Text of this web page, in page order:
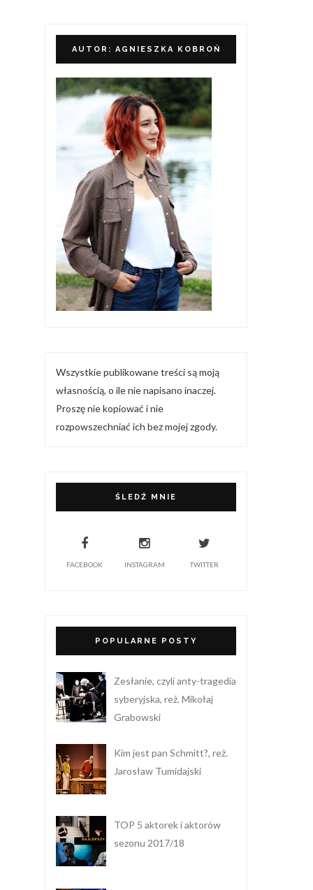
AUTOR: AGNIESZKA KOBROŃ
Wszystkie publikowane treści są moją
własnością, o ile nie napisano inaczej.
Proszę nie kopiować i nie
rozpowszechniać ich bez mojej zgody.
ŚLEDŹ MNIE
FACEBOOK INSTAGRAM TWITTER
POPULARNE POSTY
Zesłanie, czyli anty-tragedia
syberyjska, reż. Mikołaj
Grabowski
Kim jest pan Schmitt?, reż.
Jarosław Tumidajski
TOP 5 aktorek i aktorów
sezonu 2017/18